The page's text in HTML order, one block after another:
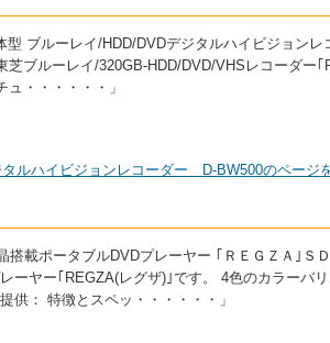
ブルーレイ/HDD/DVDデジタルハイビジョンレ
芝ブルーレイ/320GB-HDD/DVD/VHSレコーダー
ュ・・・・・・」
ルハイビジョンレコーダー D-BW500のページ
搭載ポータブルDVDプレーヤー ｢ＲＥＧＺＡ｣Ｓ
ーヤー｢REGZA(レグザ)｣です。 4色のカラーバ
供： 特徴とスペッ・・・・・・」